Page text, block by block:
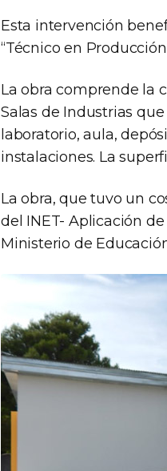
Esta intervención
“Técnico en
La obra comprende la
Salas de Industrias
laboratorio, aula,
instalaciones. La
La obra, que tuvo un
del INET- Aplicación
Ministerio de